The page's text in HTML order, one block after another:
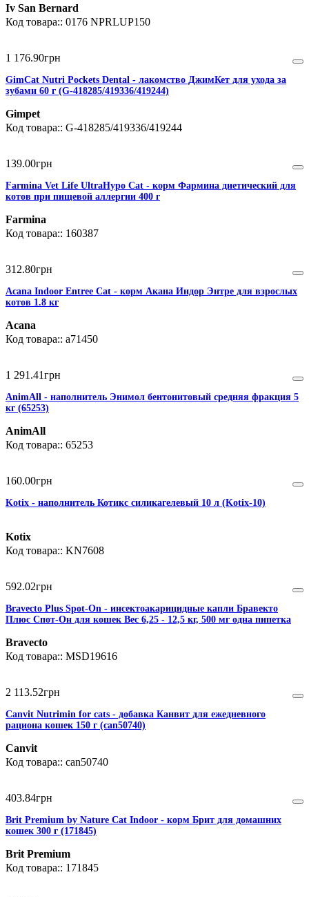
Iv San Bernard
0176 NPRLUP150
1 176.90грн
GimCat Nutri Pockets Dental - лакомство ДжимКет для ухода за
зубами 60 г (G-418285/419336/419244)
Gimpet
G-418285/419336/419244
139.00грн
Farmina Vet Life UltraHypo Cat - корм Фармина диетический для
котов при пищевой аллергии 400 г
Farmina
160387
312.80грн
Acana Indoor Entree Cat - корм Акана Индор Энтре для взрослых
котов 1.8 кг
Acana
a71450
1 291 .41грн
AnimAll - наполнитель Энимол бентонитовый средняя фракция 5
кг (65253)
AnimAll
65253
160.00грн
Kotix - наполнитель Котикс силикагелевый 10 л (Kotix-10)
Kotix
KN7608
592.02грн
Bravecto Plus Spot-On - инсектоакарицидные капли Бравекто
Плюс Спот-Он для кошек Вес 6,25 - 12,5 кг, 500 мг одна пипетка
Bravecto
MSD19616
2 113.52грн
Canvit Nutrimin for cats - добавка Канвит для ежедневного
рациона кошек 150 г (can50740)
Canvit
can50740
403.84грн
Brit Premium by Nature Cat Indoor - корм Брит для домашних
кошек 300 г (171845)
Brit Premium
171845